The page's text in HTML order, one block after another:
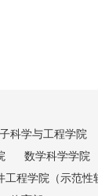
科学与工程学院
数学科学学院
工程学院（示范性